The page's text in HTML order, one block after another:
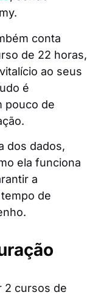
conta
de 22 horas,
ao seus
é
pouco de
dos dados,
ela funciona
a
de
2 cursos de